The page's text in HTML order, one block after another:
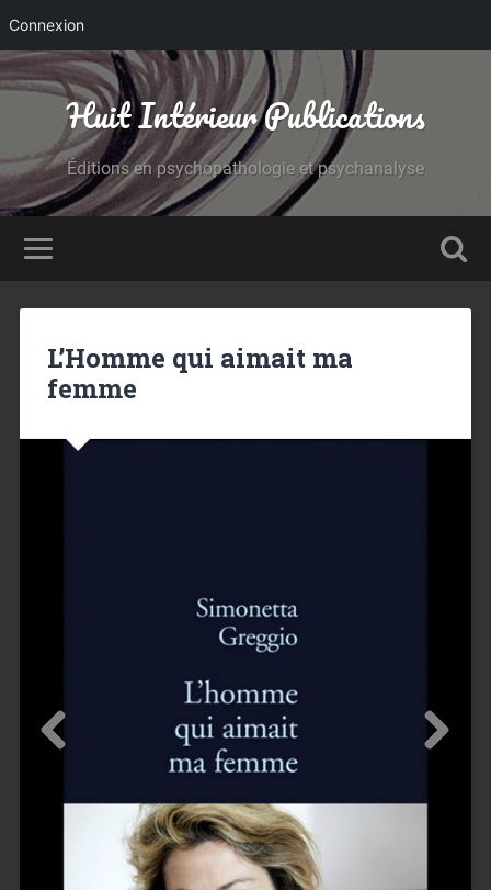
Connexion
Huit Intérieur Publications
Éditions en psychopathologie et psychanalyse
L’Homme qui aimait ma
femme